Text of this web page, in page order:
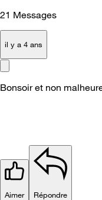
21 Messages
il y a 4 ans
Bonsoir et non
Aimer Répondre